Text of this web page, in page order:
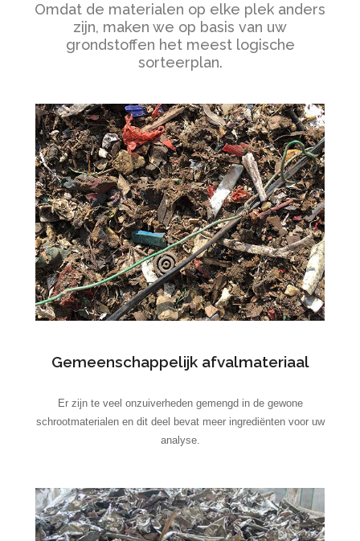
Omdat de materialen op elke plek anders
zijn, maken we op basis van uw
grondstoffen het meest logische
sorteerplan.
Gemeenschappelijk afvalmateriaal
Er zijn te veel onzuiverheden gemengd in de gewone
schrootmaterialen en dit deel bevat meer ingrediënten voor uw
analyse.